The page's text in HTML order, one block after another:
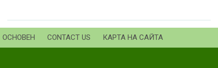
ОСНОВЕН CONTACT US КАРТА НА САЙТА